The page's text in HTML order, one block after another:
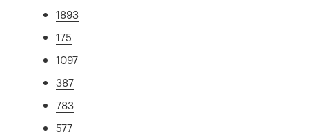
1893
175
1097
387
783
577